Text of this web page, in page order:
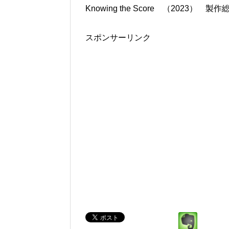
Knowing the Score （2023） 製作
スポンサーリンク